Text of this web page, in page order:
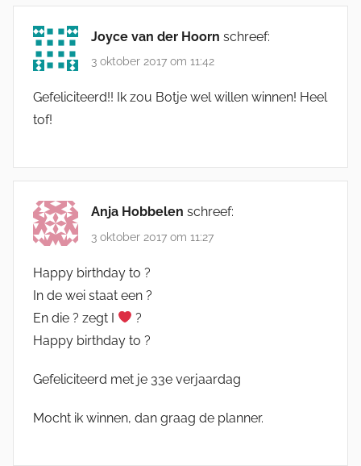
Joyce van der Hoorn schreef:
3 oktober 2017 om 11:42
Gefeliciteerd!! Ik zou Botje wel willen winnen! Heel
tof!
Anja Hobbelen schreef:
3 oktober 2017 om 11:27
Happy birthday to ?
In de wei staat een ?
En die ? zegt I
?
Happy birthday to ?
Gefeliciteerd met je 33e verjaardag
Mocht ik winnen, dan graag de planner.